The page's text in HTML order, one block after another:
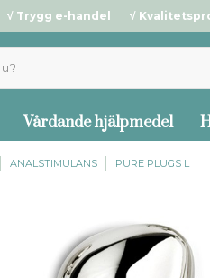
√ Trygg e-handel √
Vårdande hjälpmedel
ANALSTIMULANS PURE PLUGS L